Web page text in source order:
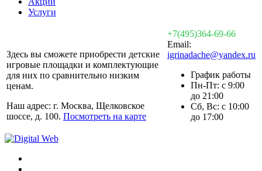
Услуги
Здесь вы сможете приобрести детские
игровые площадки и комплектующие
для них по сравнительно низким
ценам.
Наш адрес: г. Москва, Щелковское
шоссе, д. 100. Посмотреть на карте
+7(495)364-69-66
Email:
igrinadache@yandex.ru
График работы
Пн-Пт: с 9:00
до 21:00
Сб, Вс: с 10:00
до 17:00